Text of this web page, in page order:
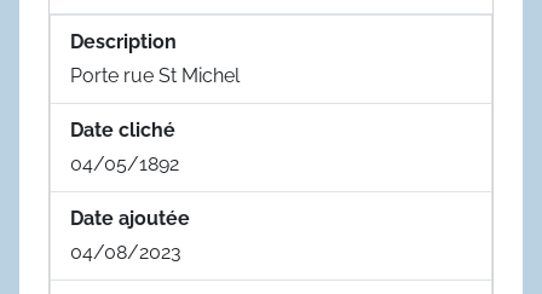
Description
Porte rue St Michel
Date cliché
04/05/1892
Date ajoutée
04/08/2023